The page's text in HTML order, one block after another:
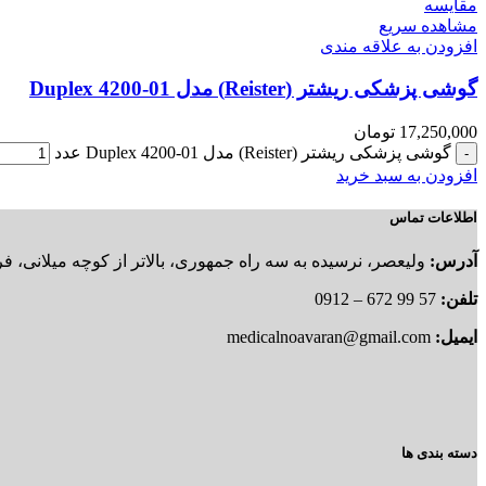
مقایسه
مشاهده سریع
افزودن به علاقه مندی
گوشی پزشکی ریشتر (Reister) مدل Duplex 4200-01
17,250,000 تومان
گوشی پزشکی ریشتر (Reister) مدل Duplex 4200-01 عدد
افزودن به سبد خرید
اطلاعات تماس
آدرس: ولیعصر، نرسیده به سه راه جمهوری، بالاتر از کوچه میلانی،
تلفن: 57 99 672 – 0912
ایمیل:
دسته بندی ها